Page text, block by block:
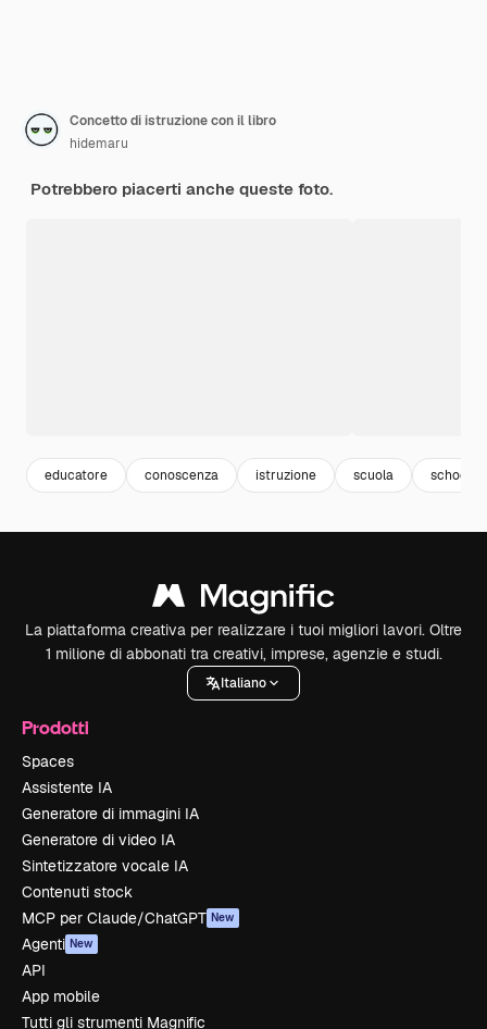
Concetto di istruzione con il libro
hidemaru
Potrebbero piacerti anche queste foto.
educatore conoscenza istruzione scuola school
La piattaforma creativa per realizzare i tuoi migliori lavori. Oltre
1 milione di abbonati tra creativi, imprese, agenzie e studi.
Italiano
Prodotti
Spaces
Assistente IA
Generatore di immagini IA
Generatore di video IA
Sintetizzatore vocale IA
Contenuti stock
MCP per Claude/ChatGPT New
Agenti New
API
App mobile
Tutti gli strumenti Magnific